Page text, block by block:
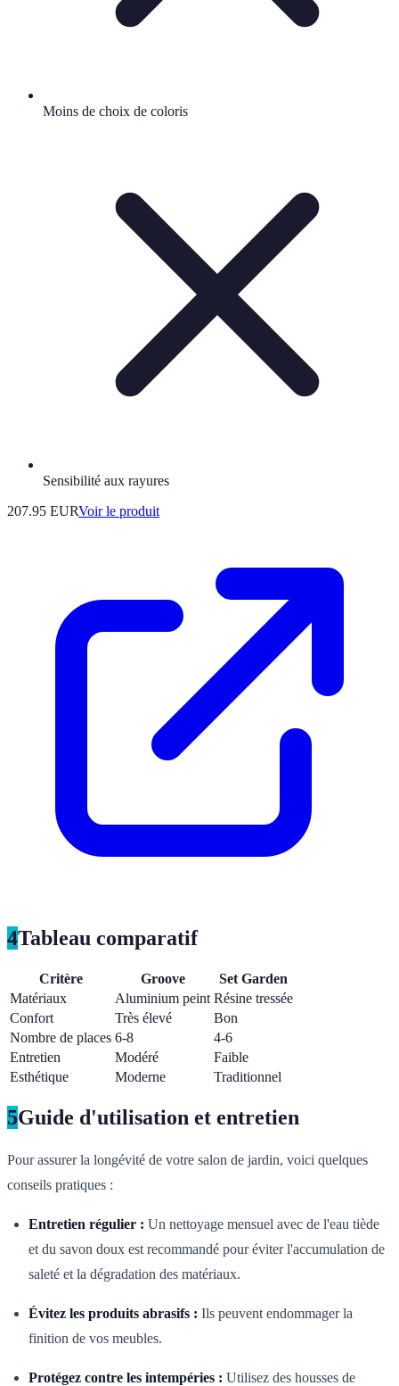
Moins de choix de coloris
Sensibilité aux rayures
207.95 EURVoir le produit
4Tableau comparatif
Critère Groove
Set Garden
Matériaux
Aluminium peint Résine tressée
Confort
Très élevé
Bon
Nombre de places 6-8
4-6
Entretien
Modéré
Faible
Esthétique
Moderne Traditionnel
5Guide d'utilisation et entretien
Pour assurer la longévité de votre salon de jardin, voici quelques
conseils pratiques :
Entretien régulier : Un nettoyage mensuel avec de l'eau tiède
et du savon doux est recommandé pour éviter l'accumulation de
saleté et la dégradation des matériaux.
Évitez les produits abrasifs : Ils peuvent endommager la
finition de vos meubles.
Protégez contre les intempéries : Utilisez des housses de